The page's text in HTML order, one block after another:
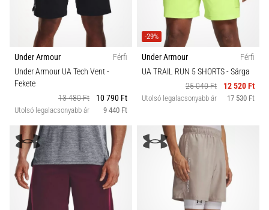
Under Armour
Férfi
Under Armour UA Tech Vent-
Fekete
13 480 Ft
10 790 Ft
Utolsó legalacsonyabb ár 9 440 Ft
-29%
Under Armour
Férfi
UA TRAIL RUN 5 SHORTS- Sárga
25 040 Ft
12 520 Ft
Utolsó legalacsonyabb ár 17 530 Ft